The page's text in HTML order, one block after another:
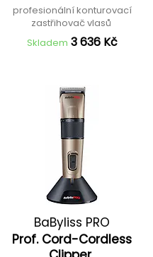
profesionální konturovací
zastřihovač vlasů
Skladem 3 636 Kč
BaByliss PRO
Prof. Cord-Cordless